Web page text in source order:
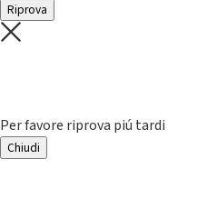
Riprova
Per favore riprova piú tardi
Chiudi